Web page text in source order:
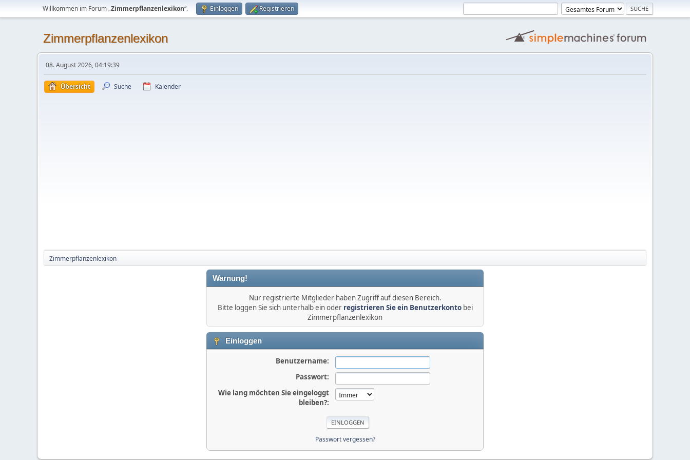
Willkommen im Forum „Zimmerpflanzenlexikon“. Einloggen Registrieren
Zimmerpflanzenlexikon
08. August 2026, 04:19:39
Übersicht Suche Kalender
Zimmerpflanzenlexikon
Warnung!
Nur registrierte Mitglieder haben Zugriff auf diesen Bereich.
Bitte loggen Sie sich unterhalb ein oder registrieren Sie ein Benutzerkontobei
Zimmerpflanzenlexikon
Einloggen
Benutzername:
Passwort:
Wie lang möchten Sie eingeloggt
bleiben?:
Passwort vergessen?